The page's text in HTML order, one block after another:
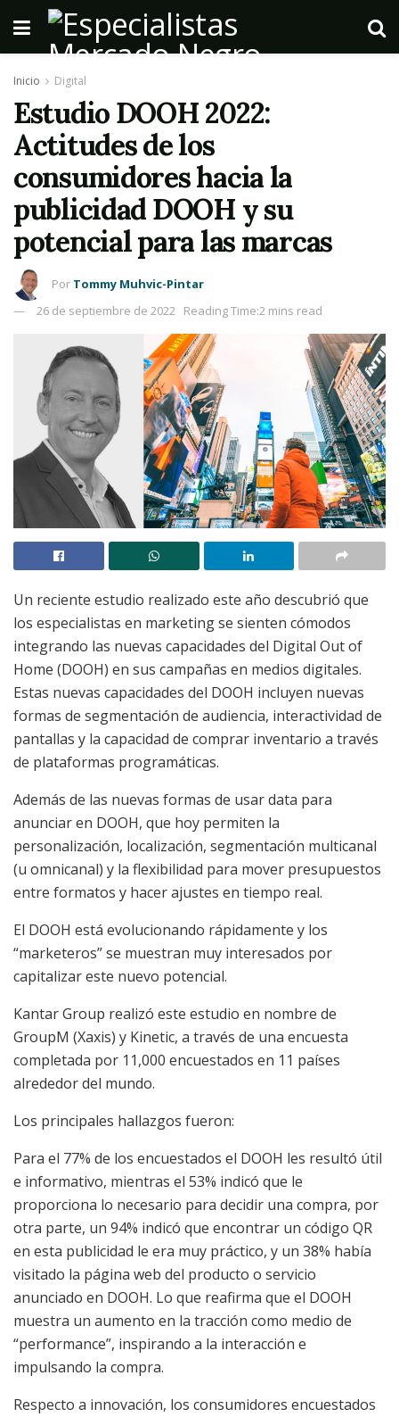
Inicio Digital
Estudio DOOH 2022:
Actitudes de los
consumidores hacia la
publicidad DOOH y su
potencial para las marcas
Por Tommy Muhvic-Pintar
26 de septiembre de 2022 Reading Time:2 mins read
Un reciente estudio realizado este año descubrió que
los especialistas en marketing se sienten cómodos
integrando las nuevas capacidades del Digital Out of
Home (DOOH) en sus campañas en medios digitales.
Estas nuevas capacidades del DOOH incluyen nuevas
formas de segmentación de audiencia, interactividad de
pantallas y la capacidad de comprar inventario a través
de plataformas programáticas.
Además de las nuevas formas de usar data para
anunciar en DOOH, que hoy permiten la
personalización, localización, segmentación multicanal
(u omnicanal) y la flexibilidad para mover presupuestos
entre formatos y hacer ajustes en tiempo real.
El DOOH está evolucionando rápidamente y los
“marketeros” se muestran muy interesados por
capitalizar este nuevo potencial.
Kantar Group realizó este estudio en nombre de
GroupM (Xaxis) y Kinetic, a través de una encuesta
completada por 11,000 encuestados en 11 países
alrededor del mundo.
Los principales hallazgos fueron:
Para el 77% de los encuestados el DOOH les resultó útil
e informativo, mientras el 53% indicó que le
proporciona lo necesario para decidir una compra, por
otra parte, un 94% indicó que encontrar un código QR
en esta publicidad le era muy práctico, y un 38% había
visitado la página web del producto o servicio
anunciado en DOOH. Lo que reafirma que el DOOH
muestra un aumento en la tracción como medio de
“performance”, inspirando a la interacción e
impulsando la compra.
Respecto a innovación, los consumidores encuestados